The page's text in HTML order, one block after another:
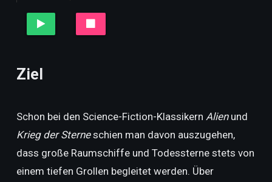
Ziel
Schon bei den Science-Fiction-Klassikern Alienund
Krieg der Sterneschien man davon auszugehen,
dass große Raumschiffe und Todessterne stets von
einem tiefen Grollen begleitet werden. Über